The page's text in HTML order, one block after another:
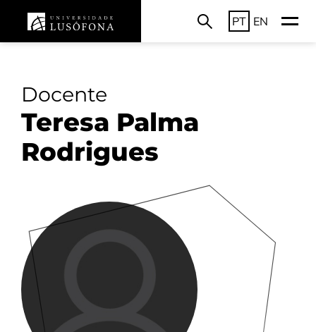
PT EN
Docente
Teresa Palma
Rodrigues